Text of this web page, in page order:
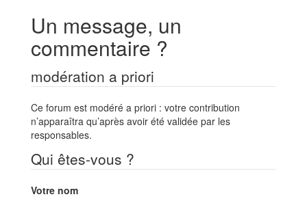
Un message, un
commentaire ?
modération a priori
Ce forum est modéré a priori : votre contribution
n’apparaîtra qu’après avoir été validée par les
responsables.
Qui êtes-vous ?
Votre nom